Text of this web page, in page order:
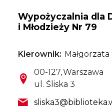
Wypożyczalnia dla
i Młodzieży Nr 79
Kierownik
Małgorzata
Kod pocztowy
00-127 Miasto
Warszawa
Ulica
ul. Śliska 3
Email